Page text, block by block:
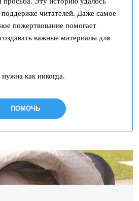
поддержке читателей. Даже самое
пожертвование помогает
важные материалы для
как никогда.
ПОМОЧЬ